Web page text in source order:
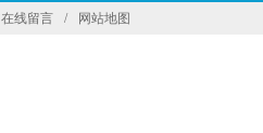
在线留言 / 网站地图